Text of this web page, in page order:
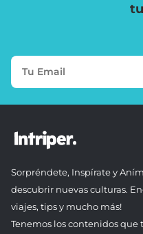
Sorpréndete, Inspírate y
descubrir nuevas culturas.
viajes, tips y mucho más!
Tenemos los contenidos que